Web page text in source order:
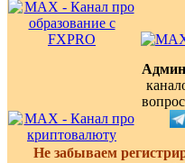
Не забываем